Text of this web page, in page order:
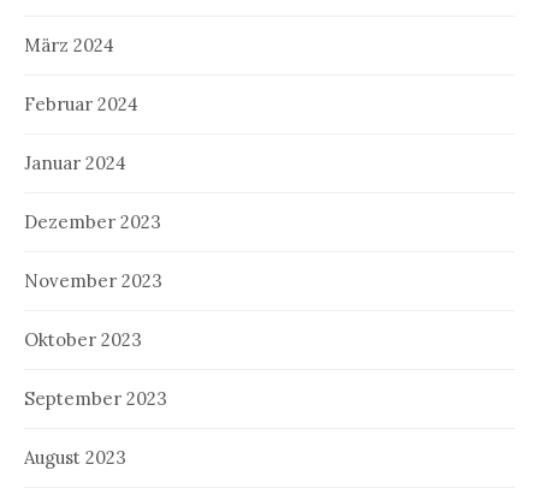
März 2024
Februar 2024
Januar 2024
Dezember 2023
November 2023
Oktober 2023
September 2023
August 2023